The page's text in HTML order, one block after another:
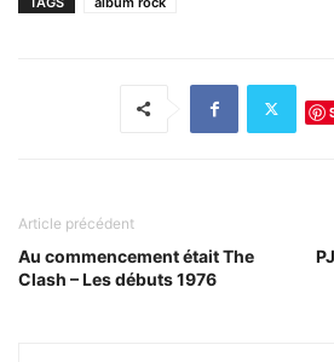
Article précédent
Au commencement était The
Clash – Les débuts 1976